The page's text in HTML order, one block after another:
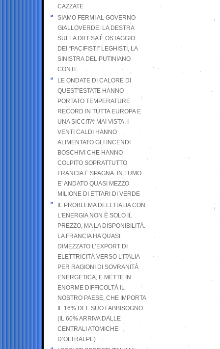
CAZZATE
SIAMO FERMI AL GOVERNO
GIALLOVERDE: LA DESTRA
SULLA DIFESA È OSTAGGIO
DEI “PACIFISTI” LEGHISTI, LA
SINISTRA DEL PUTINIANO
CONTE
LE ONDATE DI CALORE DI
QUEST’ESTATE HANNO
PORTATO TEMPERATURE
RECORD IN TUTTA EUROPA E
UNA SICCITA’ MAI VISTA. I
VENTI CALDI HANNO
ALIMENTATO GLI INCENDI
BOSCHIVI CHE HANNO
COLPITO SOPRATTUTTO
FRANCIA E SPAGNA: IN FUMO
E’ ANDATO QUASI MEZZO
MILIONE DI ETTARI DI VERDE
IL PROBLEMA DELL’ITALIA CON
L’ENERGIA NON È SOLO IL
PREZZO, MA LA DISPONIBILITÀ.
LA FRANCIA HA QUASI
DIMEZZATO L’EXPORT DI
ELETTRICITÀ VERSO L’ITALIA
PER RAGIONI DI SOVRANITÀ
ENERGETICA, E METTE IN
ENORME DIFFICOLTÀ IL
NOSTRO PAESE, CHE IMPORTA
IL 16% DEL SUO FABBISOGNO
(IL 60% ARRIVA DALLE
CENTRALI ATOMICHE
D’OLTRALPE)